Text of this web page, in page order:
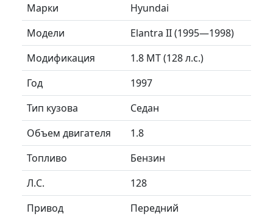
Марки
Hyundai
Модели
Elantra II (1995—1998)
Модификация
1.8 MT (128 л.с.)
Год
1997
Тип кузова
Седан
Объем двигателя
1.8
Топливо
Бензин
Л.C.
128
Привод
Передний